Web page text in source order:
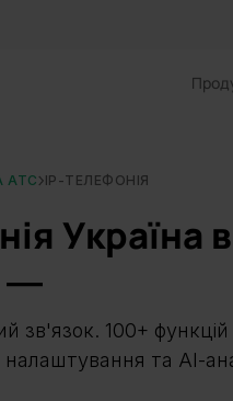
АТС IP-ТЕЛЕФОНІЯ
Україна
―
зв'язок. 100+ функцій
налаштування та АІ-